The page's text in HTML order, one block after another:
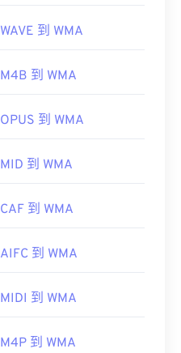
WAVE 到 WMA
M4B 到 WMA
OPUS 到 WMA
MID 到 WMA
CAF 到 WMA
AIFC 到 WMA
MIDI 到 WMA
M4P 到 WMA